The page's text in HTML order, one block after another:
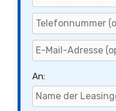
An: